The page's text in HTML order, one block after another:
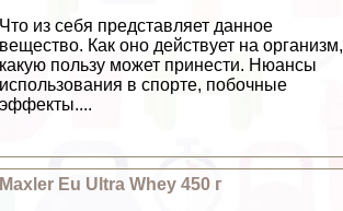
Что из себя представляет данное
вещество. Как оно действует на организм,
какую пользу может принести. Нюансы
использования в спорте, побочные
эффекты....
Maxler Eu Ultra Whey 450 г